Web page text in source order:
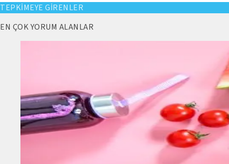
TEPKİMEYE GİRENLER
EN ÇOK YORUM ALANLAR